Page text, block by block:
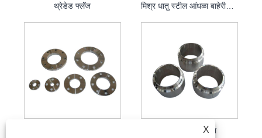
थ्रेडेड फ्लॅंज मिश्र धातु स्टील आंधळा बाहेरील कडा
विशेष बाहेरील कडा
X